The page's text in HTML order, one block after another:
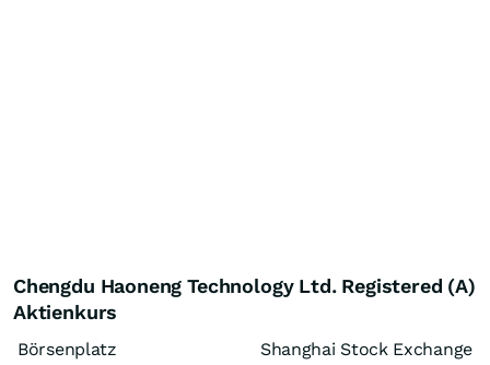
Chengdu Haoneng Technology Ltd. Registered (A)
Aktienkurs
Börsenplatz
Shanghai Stock Exchange